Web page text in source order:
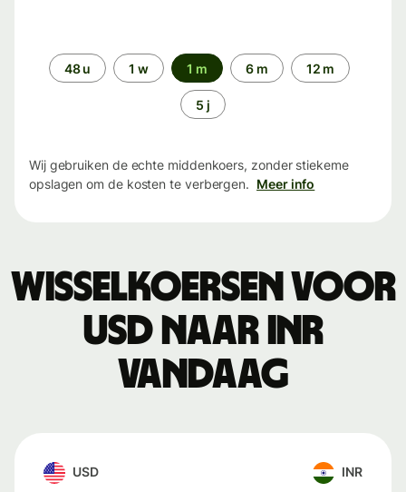
Periode48 u 1 w 1 m 6 m 12 m
5 j
Wij gebruiken de echte middenkoers, zonder stiekeme
opslagen om de kosten te verbergen. Meer info
Wisselkoersen voor
USD naar INR
vandaag
USD INR